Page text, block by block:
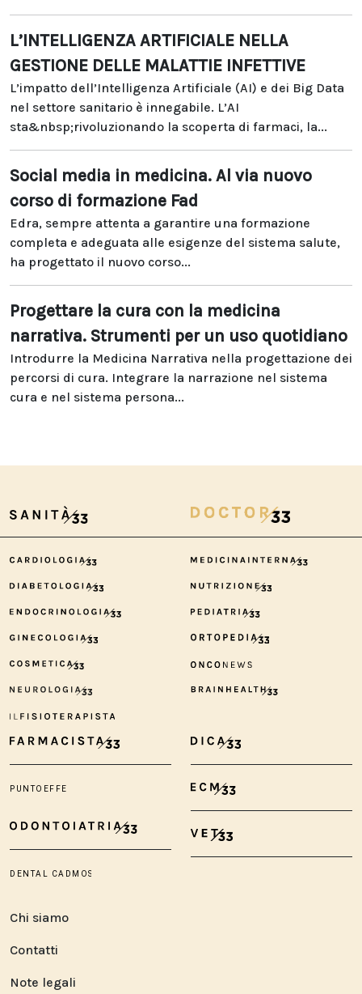
L’INTELLIGENZA ARTIFICIALE NELLA
GESTIONE DELLE MALATTIE INFETTIVE
L’impatto dell’Intelligenza Artificiale (AI) e dei Big Data
nel settore sanitario è innegabile. L’AI
sta&nbsp;rivoluzionando la scoperta di farmaci, la...
Social media in medicina. Al via nuovo
corso di formazione Fad
Edra, sempre attenta a garantire una formazione
completa e adeguata alle esigenze del sistema salute,
ha progettato il nuovo corso...
Progettare la cura con la medicina
narrativa. Strumenti per un uso quotidiano
Introdurre la Medicina Narrativa nella progettazione dei
percorsi di cura. Integrare la narrazione nel sistema
cura e nel sistema persona...
Chi siamo
Contatti
Note legali